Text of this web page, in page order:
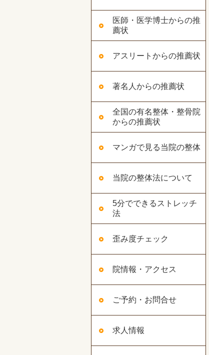
医師・医学博士からの推
薦状
アスリートからの推薦状
著名人からの推薦状
全国の有名整体・整骨院
からの推薦状
マンガで見る当院の整体
当院の整体法について
5分でできるストレッチ
法
歪み度チェック
院情報・アクセス
ご予約・お問合せ
求人情報